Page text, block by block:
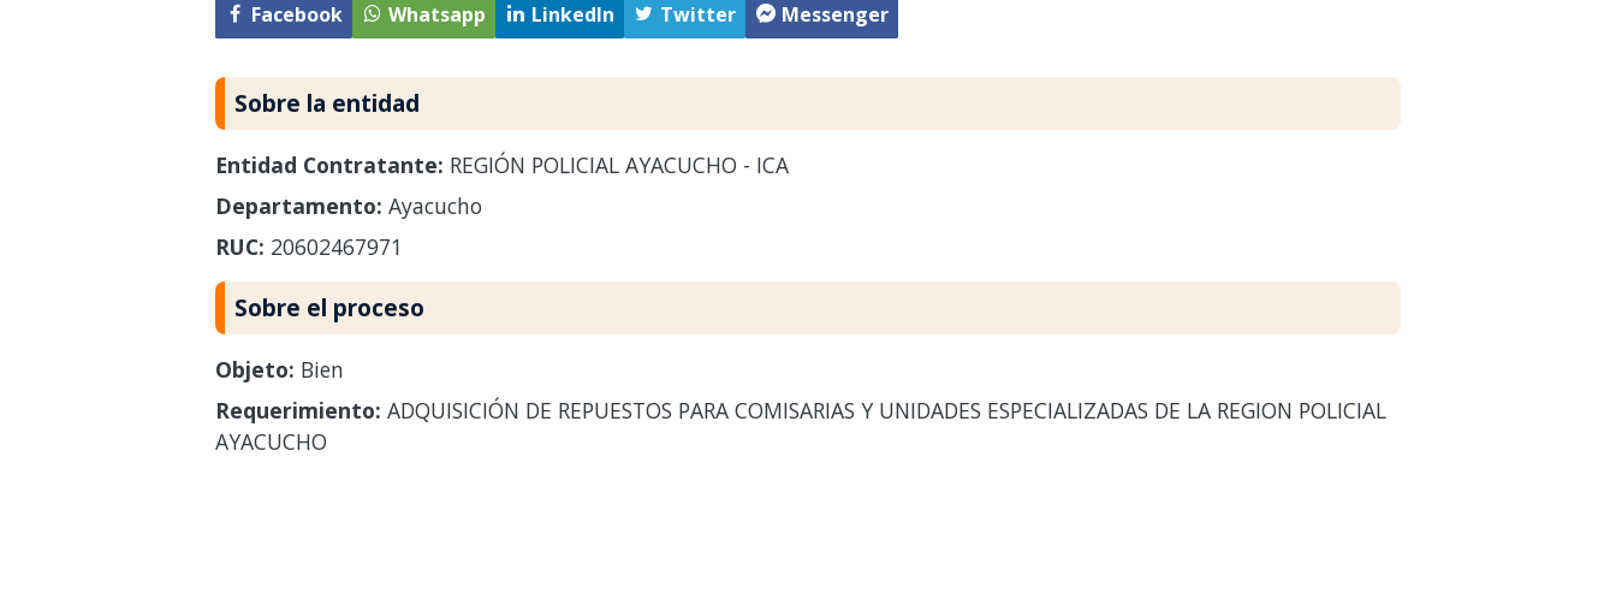
Facebook Whatsapp LinkedIn Twitter Messenger
Sobre la entidad
Entidad Contratante: REGIÓN POLICIAL AYACUCHO - ICA
Departamento: Ayacucho
RUC: 20602467971
Sobre el proceso
Objeto: Bien
Requerimiento: ADQUISICIÓN DE REPUESTOS PARA COMISARIAS Y UNIDADES ESPECIALIZADAS DE LA REGION POLICIAL
AYACUCHO